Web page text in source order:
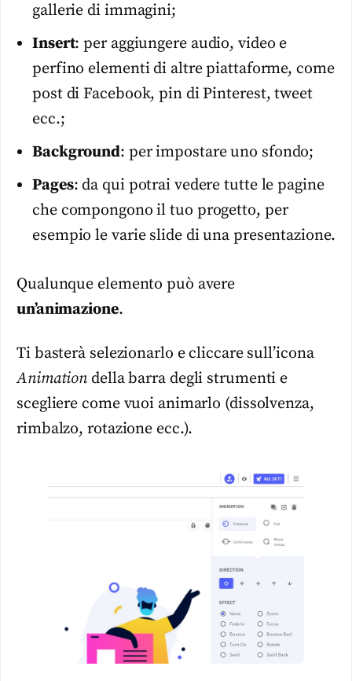
gallerie di immagini;
Insert: per aggiungere audio, video e
perfino elementi di altre piattaforme, come
post di Facebook, pin di Pinterest, tweet
ecc.;
Background: per impostare uno sfondo;
Pages: da qui potrai vedere tutte le pagine
che compongono il tuo progetto, per
esempio le varie slide di una presentazione.
Qualunque elemento può avere
un’animazione.
Ti basterà selezionarlo e cliccare sull’icona
Animationdella barra degli strumenti e
scegliere come vuoi animarlo (dissolvenza,
rimbalzo, rotazione ecc.).